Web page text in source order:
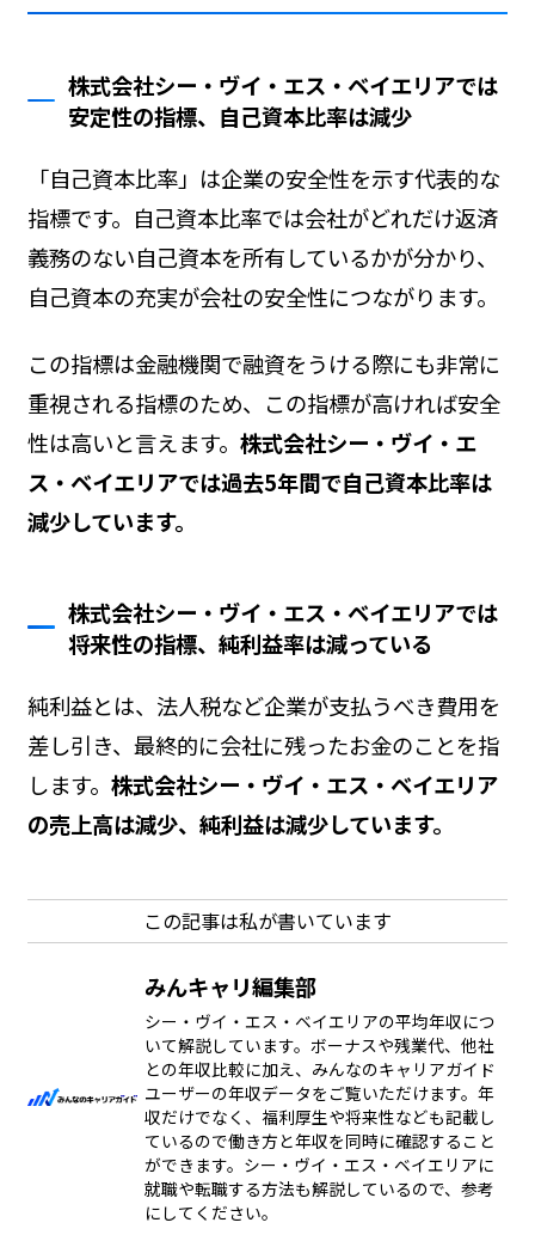
株式会社シー・ヴイ・エス・ベイエリアでは
安定性の指標、自己資本比率は減少
「自己資本比率」は企業の安全性を示す代表的な
指標です。自己資本比率では会社がどれだけ返済
義務のない自己資本を所有しているかが分かり、
自己資本の充実が会社の安全性につながります。
この指標は金融機関で融資をうける際にも非常に
重視される指標のため、この指標が高ければ安全
性は高いと言えます。 株式会社シー・ヴイ・エ
ス・ベイエリアでは過去5年間で自己資本比率は
減少しています。
株式会社シー・ヴイ・エス・ベイエリアでは
将来性の指標、純利益率は減っている
純利益とは、法人税など企業が支払うべき費用を
差し引き、最終的に会社に残ったお金のことを指
します。 株式会社シー・ヴイ・エス・ベイエリア
の売上高は減少、純利益は減少しています。
この記事は私が書いています
みんキャリ編集部
シー・ヴイ・エス・ベイエリアの平均年収につ
いて解説しています。ボーナスや残業代、他社
との年収比較に加え、みんなのキャリアガイド
ユーザーの年収データをご覧いただけます。年
収だけでなく、福利厚生や将来性なども記載し
ているので働き方と年収を同時に確認すること
ができます。シー・ヴイ・エス・ベイエリアに
就職や転職する方法も解説しているので、参考
にしてください。